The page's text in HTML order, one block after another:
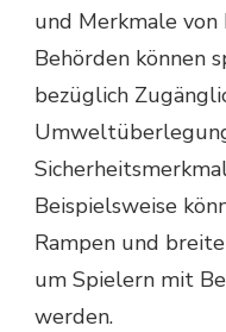
und Merkmale
Behörden können
bezüglich
Beispielsweise
Rampen und
um Spielern mit
werden.